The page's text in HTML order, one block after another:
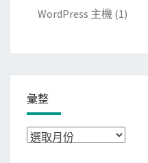
WordPress 主機 (1)
彙整
彙